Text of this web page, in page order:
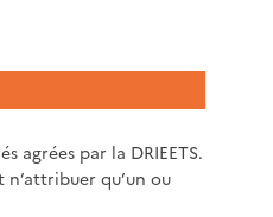
agrées par la DRIEETS.
qu’un ou